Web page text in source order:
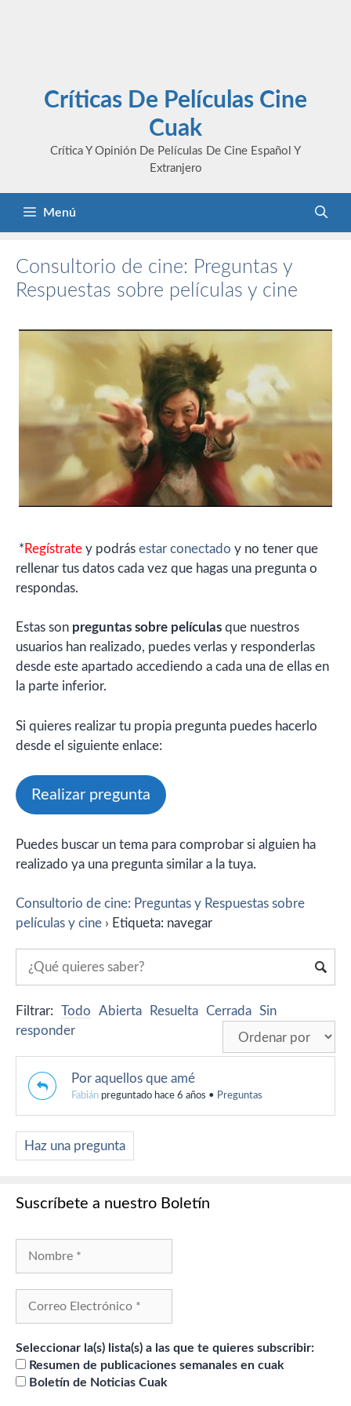
Críticas De Películas Cine
Cuak
Crítica Y Opinión De Películas De Cine Español Y
Extranjero
Menú
Consultorio de cine: Preguntas y
Respuestas sobre películas y cine
* Regístrate y podrás estar conectado y no tener que
rellenar tus datos cada vez que hagas una pregunta o
respondas.
Estas son preguntas sobre películas que nuestros
usuarios han realizado, puedes verlas y responderlas
desde este apartado accediendo a cada una de ellas en
la parte inferior.
Si quieres realizar tu propia pregunta puedes hacerlo
desde el siguiente enlace:
Realizar pregunta
Puedes buscar un tema para comprobar si alguien ha
realizado ya una pregunta similar a la tuya.
Consultorio de cine: Preguntas y Respuestas sobre
películas y cine › Etiqueta: navegar
Filtrar: Todo Abierta Resuelta Cerrada Sin
responder
Por aquellos que amé
Fabián preguntado hace 6 años • Preguntas
Haz una pregunta
Suscríbete a nuestro Boletín
Seleccionar la(s) lista(s) a las que te quieres subscribir:
Resumen de publicaciones semanales en cuak
Boletín de Noticias Cuak